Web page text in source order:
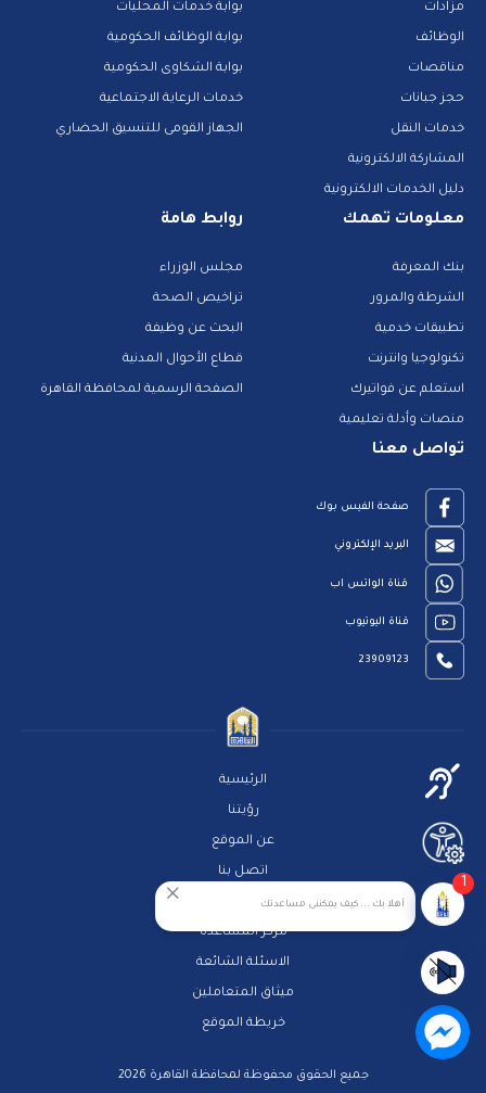
مزادات
الوظائف
مناقصات
حجز جبانات
خدمات النقل
المشاركة الالكترونية
دليل الخدمات الالكترونية
بوابة خدمات المحليات
بوابة الوظائف الحكومية
بوابة الشكاوى الحكومية
خدمات الرعاية الاجتماعية
الجهاز القومى للتنسيق الحضاري
معلومات تهمك
بنك المعرفة
الشرطة والمرور
تطبيقات خدمية
تكنولوجيا وانترنت
استعلم عن فواتيرك
منصات وأدلة تعليمية
روابط هامة
مجلس الوزراء
تراخيص الصحة
البحث عن وظيفة
قطاع الأحوال المدنية
الصفحة الرسمية لمحافظة القاهرة
تواصل معنا
صفحة الفيس بوك
البريد الإلكتروني
قناة الواتس اب
قناة اليوتيوب
23909123
الرئيسية
رؤيتنا
عن الموقع
اتصل بنا
سياسة الخصوصية
مركز المساعدة
الاسئلة الشائعة
ميثاق المتعاملين
خريطة الموقع
جميع الحقوق محفوظة لمحافظة القاهرة 2026
أهلا بك ... كيف يمكننى مساعدتك
1